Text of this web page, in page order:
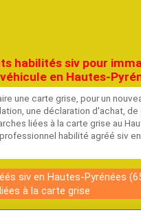
habilités siv pour
véhicule en Hautes-
une carte grise, pour un
une déclaration d'achat,
liées à la carte grise au
habilité agréé siv
siv en Hautes-Pyrénées
à la carte grise